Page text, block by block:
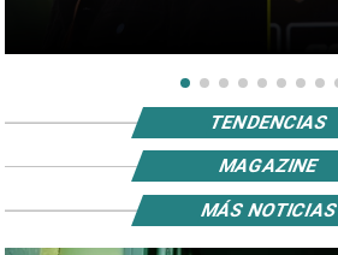
TENDENCIAS
MAGAZINE
MÁS NOTICIAS